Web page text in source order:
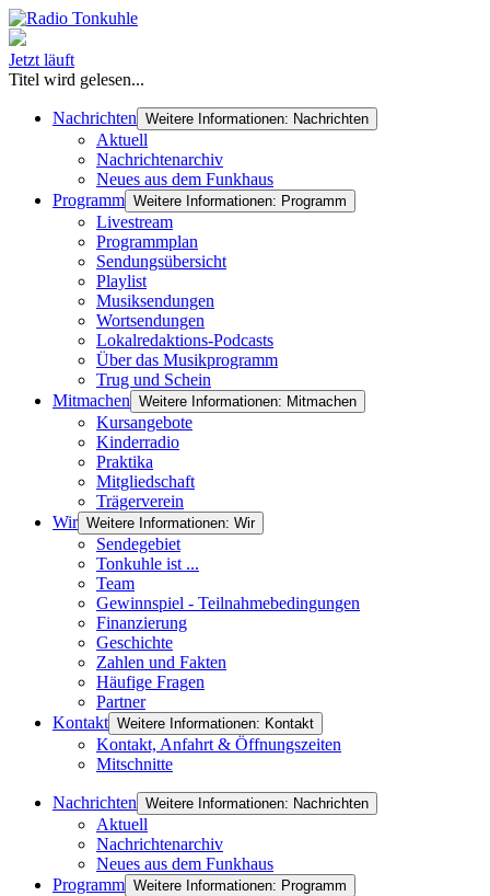
Jetzt läuft
Titel wird gelesen...
Nachrichten Weitere Informationen: Nachrichten
Aktuell
Nachrichtenarchiv
Neues aus dem Funkhaus
Programm Weitere Informationen: Programm
Livestream
Programmplan
Sendungsübersicht
Playlist
Musiksendungen
Wortsendungen
Lokalredaktions-Podcasts
Über das Musikprogramm
Trug und Schein
Mitmachen Weitere Informationen: Mitmachen
Kursangebote
Kinderradio
Praktika
Mitgliedschaft
Trägerverein
Wir Weitere Informationen: Wir
Sendegebiet
Tonkuhle ist ...
Team
Gewinnspiel - Teilnahmebedingungen
Finanzierung
Geschichte
Zahlen und Fakten
Häufige Fragen
Partner
Kontakt Weitere Informationen: Kontakt
Kontakt, Anfahrt & Öffnungszeiten
Mitschnitte
Nachrichten Weitere Informationen: Nachrichten
Aktuell
Nachrichtenarchiv
Neues aus dem Funkhaus
Programm Weitere Informationen: Programm